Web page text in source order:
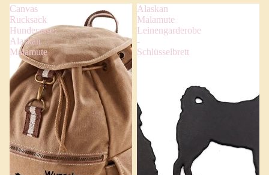
Canvas
Rucksack
Hunderasse:
Alaskan
Malamute
Alaskan
Malamute
Leinengarderobe
-
Schlüsselbrett